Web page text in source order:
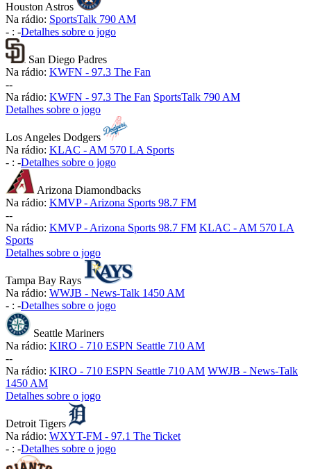
Houston Astros
Na rádio: SportsTalk 790 AM
- : -Detalhes sobre o jogo
San Diego Padres
Na rádio: KWFN - 97.3 The Fan
--
Na rádio: KWFN - 97.3 The Fan SportsTalk 790 AM
Detalhes sobre o jogo
Los Angeles Dodgers
Na rádio: KLAC - AM 570 LA Sports
- : -Detalhes sobre o jogo
Arizona Diamondbacks
Na rádio: KMVP - Arizona Sports 98.7 FM
--
Na rádio: KMVP - Arizona Sports 98.7 FM KLAC - AM 570 LA
Sports
Detalhes sobre o jogo
Tampa Bay Rays
Na rádio: WWJB - News-Talk 1450 AM
- : -Detalhes sobre o jogo
Seattle Mariners
Na rádio: KIRO - 710 ESPN Seattle 710 AM
--
Na rádio: KIRO - 710 ESPN Seattle 710 AM WWJB - News-Talk
1450 AM
Detalhes sobre o jogo
Detroit Tigers
Na rádio: WXYT-FM - 97.1 The Ticket
- : -Detalhes sobre o jogo